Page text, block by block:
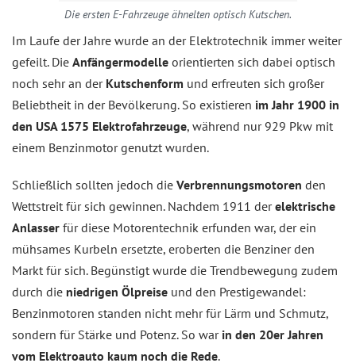
Die ersten E-Fahrzeuge ähnelten optisch Kutschen.
Im Laufe der Jahre wurde an der Elektrotechnik immer weiter
gefeilt. Die Anfängermodelle orientierten sich dabei optisch
noch sehr an der Kutschenform und erfreuten sich großer
Beliebtheit in der Bevölkerung. So existieren im Jahr 1900 in
den USA 1575 Elektrofahrzeuge, während nur 929 Pkw mit
einem Benzinmotor genutzt wurden.
Schließlich sollten jedoch die Verbrennungsmotoren den
Wettstreit für sich gewinnen. Nachdem 1911 derelektrische
Anlasser für diese Motorentechnik erfunden war, der ein
mühsames Kurbeln ersetzte, eroberten die Benziner den
Markt für sich. Begünstigt wurde die Trendbewegung zudem
durch die niedrigen Ölpreise und den Prestigewandel:
Benzinmotoren standen nicht mehr für Lärm und Schmutz,
sondern für Stärke und Potenz. So war in den 20er Jahren
vom Elektroauto kaum noch die Rede.